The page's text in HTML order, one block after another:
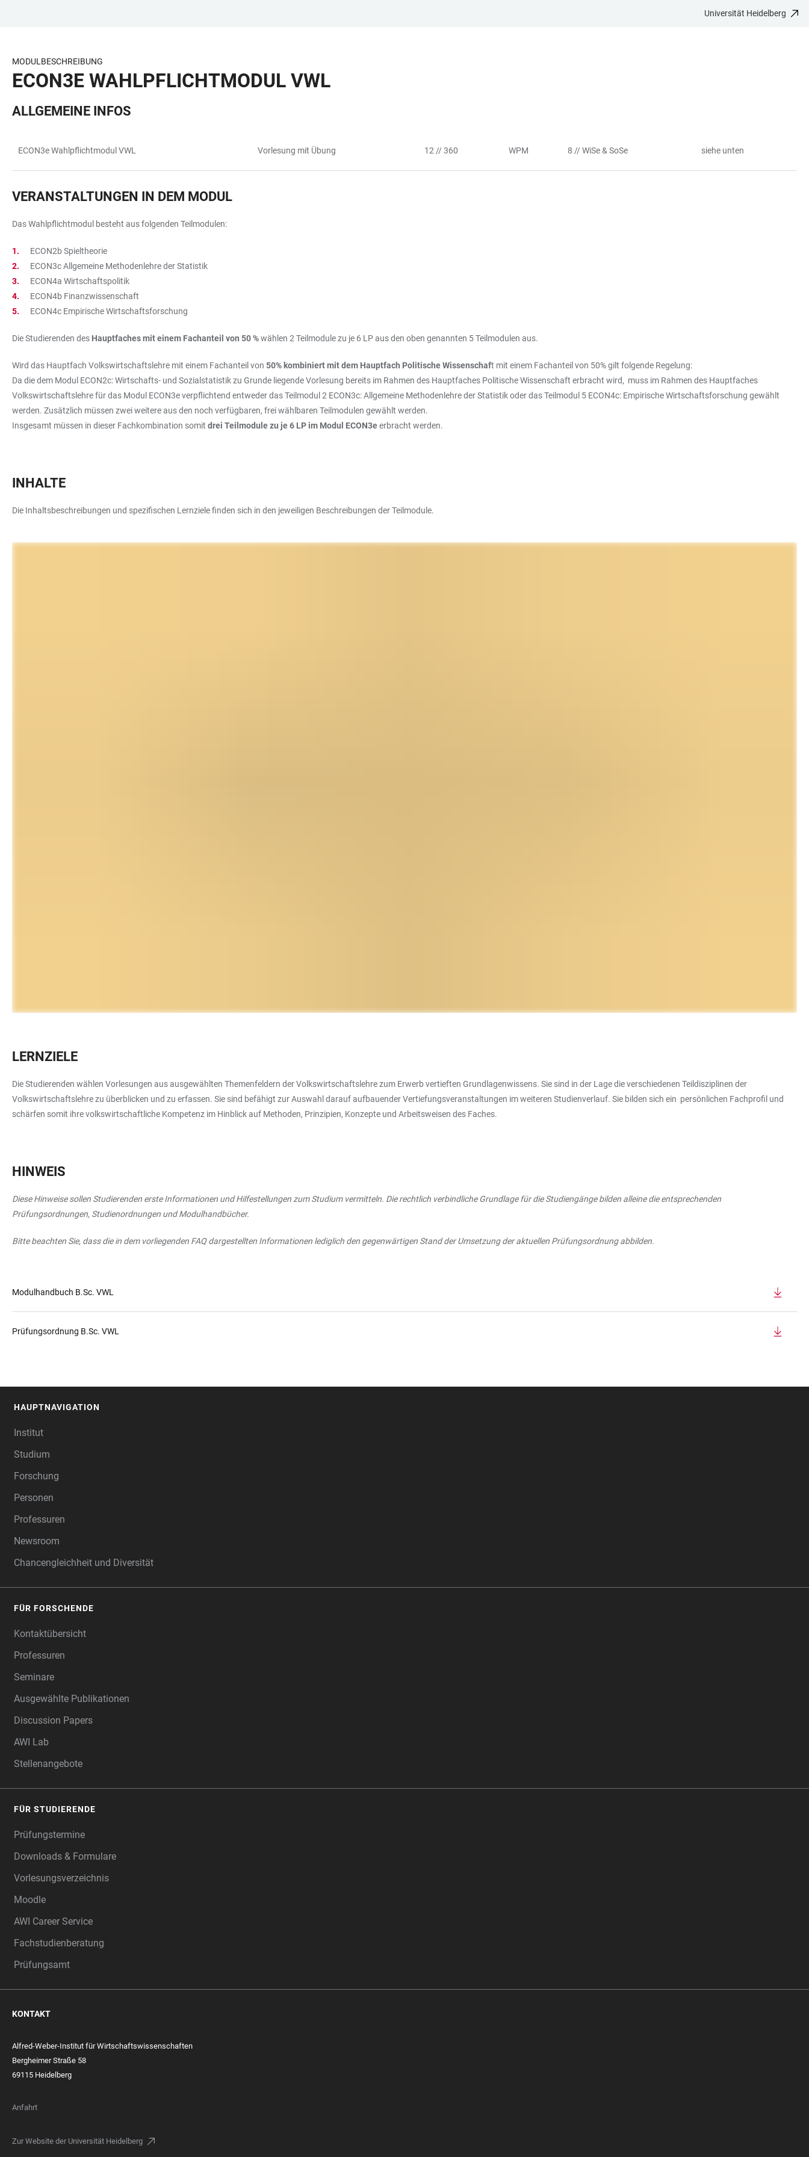
BARRIEREFREIHEIT
Universität Heidelberg
MODULBESCHREIBUNG
ECON3E WAHLPFLICHTMODUL VWL
ALLGEMEINE INFOS
ECON3e Wahlpflichtmodul VWL Vorlesung mit Übung 12 // 360 WPM 8 // WiSe & SoSe siehe unten
VERANSTALTUNGEN IN DEM MODUL
Das Wahlpflichtmodul besteht aus folgenden Teilmodulen:
ECON2b Spieltheorie
ECON3c Allgemeine Methodenlehre der Statistik
ECON4a Wirtschaftspolitik
ECON4b Finanzwissenschaft
ECON4c Empirische Wirtschaftsforschung
Die Studierenden des Hauptfaches mit einem Fachanteil von 50 %wählen 2 Teilmodule zu je 6 LP aus den oben genannten 5 Teilmodulen aus.
Wird das Hauptfach Volkswirtschaftslehre mit einem Fachanteil von 50% kombiniert mit dem Hauptfach Politische Wissenschaft mit einem Fachanteil von 50% gilt folgende Regelung:
Da die dem Modul ECON2c: Wirtschafts- und Sozialstatistik zu Grunde liegende Vorlesung bereits im Rahmen des Hauptfaches Politische Wissenschaft erbracht wird, muss im Rahmen des Hauptfaches
Volkswirtschaftslehre für das Modul ECON3e verpflichtend entweder das Teilmodul 2 ECON3c: Allgemeine Methodenlehre der Statistik oder das Teilmodul 5 ECON4c: Empirische Wirtschaftsforschung gewählt
werden. Zusätzlich müssen zwei weitere aus den noch verfügbaren, frei wählbaren Teilmodulen gewählt werden.
Insgesamt müssen in dieser Fachkombination somit drei Teilmodule zu je 6 LP im Modul ECON3eerbracht werden.
INHALTE
Die Inhaltsbeschreibungen und spezifischen Lernziele finden sich in den jeweiligen Beschreibungen der Teilmodule.
LERNZIELE
Die Studierenden wählen Vorlesungen aus ausgewählten Themenfeldern der Volkswirtschaftslehre zum Erwerb vertieften Grundlagenwissens. Sie sind in der Lage die verschiedenen Teildisziplinen der
Volkswirtschaftslehre zu überblicken und zu erfassen. Sie sind befähigt zur Auswahl darauf aufbauender Vertiefungsveranstaltungen im weiteren Studienverlauf. Sie bilden sich ein persönlichen Fachprofil und
schärfen somit ihre volkswirtschaftliche Kompetenz im Hinblick auf Methoden, Prinzipien, Konzepte und Arbeitsweisen des Faches.
HINWEIS
Diese Hinweise sollen Studierenden erste Informationen und Hilfestellungen zum Studium vermitteln. Die rechtlich verbindliche Grundlage für die Studiengänge bilden alleine die entsprechenden
Prüfungsordnungen, Studienordnungen und Modulhandbücher.
Bitte beachten Sie, dass die in dem vorliegenden FAQ dargestellten Informationen lediglich den gegenwärtigen Stand der Umsetzung der aktuellen Prüfungsordnung abbilden.
Modulhandbuch B.Sc. VWL
Prüfungsordnung B.Sc. VWL
HAUPTNAVIGATION
Institut
Studium
Forschung
Personen
Professuren
Newsroom
Chancengleichheit und Diversität
FÜR FORSCHENDE
Kontaktübersicht
Professuren
Seminare
Ausgewählte Publikationen
Discussion Papers
AWI Lab
Stellenangebote
FÜR STUDIERENDE
Prüfungstermine
Downloads & Formulare
Vorlesungsverzeichnis
Moodle
AWI Career Service
Fachstudienberatung
Prüfungsamt
KONTAKT
Alfred-Weber-Institut für Wirtschaftswissenschaften
Bergheimer Straße 58
69115 Heidelberg
Anfahrt
Zur Website der Universität Heidelberg